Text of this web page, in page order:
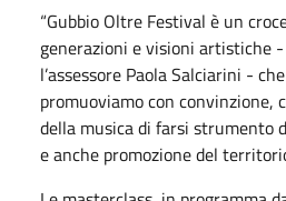
“Gubbio Oltre Festival è un
generazioni e visioni artistiche
l’assessore Paola Salciarini -
promuoviamo con convinzione,
della musica di farsi strumento
e anche promozione del